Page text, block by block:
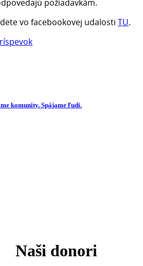
požiadavkám.
vo facebookovej udalosti TU.
komunity. Spájame ľudí.
Naši donori